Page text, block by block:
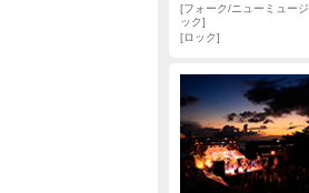
フォーク/ニューミュージ
ック
ロック